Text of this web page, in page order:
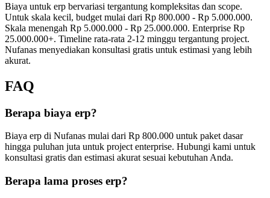
Biaya untuk erp bervariasi tergantung kompleksitas dan scope.
Untuk skala kecil, budget mulai dari Rp 800.000 - Rp 5.000.000.
Skala menengah Rp 5.000.000 - Rp 25.000.000. Enterprise Rp
25.000.000+. Timeline rata-rata 2-12 minggu tergantung project.
Nufanas menyediakan konsultasi gratis untuk estimasi yang lebih
akurat.
FAQ
Berapa biaya erp?
Biaya erp di Nufanas mulai dari Rp 800.000 untuk paket dasar
hingga puluhan juta untuk project enterprise. Hubungi kami untuk
konsultasi gratis dan estimasi akurat sesuai kebutuhan Anda.
Berapa lama proses erp?